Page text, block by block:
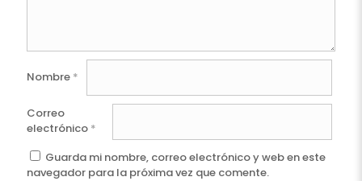
Nombre *
Correo
electrónico *
Guarda mi nombre, correo electrónico y web en este
navegador para la próxima vez que comente.